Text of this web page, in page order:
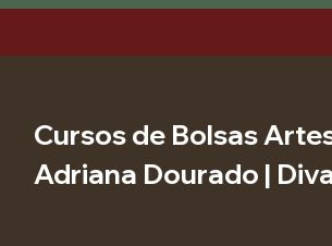
Cursos de Bolsas
Adriana Dourado |